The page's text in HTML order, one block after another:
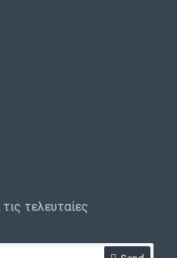
τελευταίες